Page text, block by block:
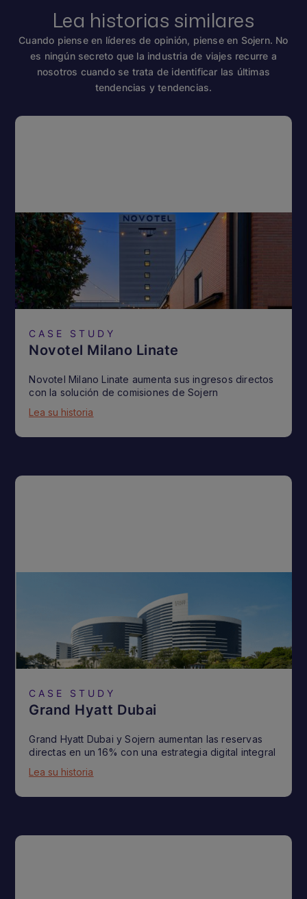
Lea historias similares
Cuando piense en líderes de opinión, piense en Sojern. No
es ningún secreto que la industria de viajes recurre a
nosotros cuando se trata de identificar las últimas
tendencias y tendencias.
CASE STUDY
Novotel Milano Linate
Novotel Milano Linate aumenta sus ingresos directos
con la solución de comisiones de Sojern
Lea su historia
CASE STUDY
Grand Hyatt Dubai
Grand Hyatt Dubai y Sojern aumentan las reservas
directas en un 16% con una estrategia digital integral
Lea su historia